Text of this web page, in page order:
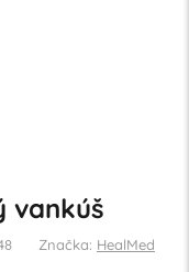
vankúš
Značka: HealMed